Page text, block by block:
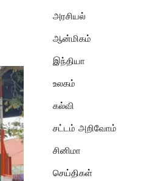
அரசியல்
ஆன்மிகம்
இந்தியா
உலகம்
கல்வி
சட்டம் அறிவோம்
சினிமா
செய்திகள்